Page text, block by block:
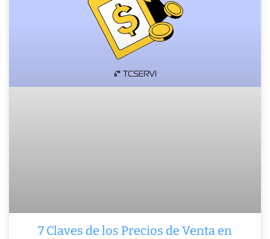
7 Claves de los Precios de Venta en